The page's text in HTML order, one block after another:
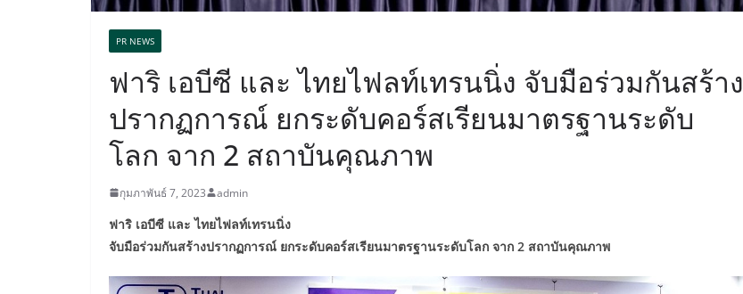
PR NEWS
ฟาริ เอบีซี และ ไทยไฟลท์เทรนนิ่ง จับมือร่วมกันสร้าง
ปรากฏการณ์ ยกระดับคอร์สเรียนมาตรฐานระดับ
โลก จาก 2 สถาบันคุณภาพ
กุมภาพันธ์ 7, 2023 admin
ฟาริ เอบีซี และ ไทยไฟลท์เทรนนิ่ง
จับมือร่วมกันสร้างปรากฏการณ์ ยกระดับคอร์สเรียนมาตรฐานระดับโลก จาก 2 สถาบันคุณภาพ